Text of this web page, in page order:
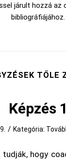
járult hozzá az
bibliográfiájához.
TŐLE
Képzés 1
/ Kategória:
hogy